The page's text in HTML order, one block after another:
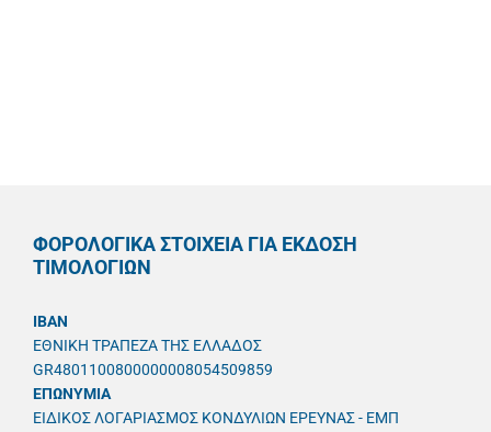
ΦΟΡΟΛΟΓΙΚΑ ΣΤΟΙΧΕΙΑ ΓΙΑ ΕΚΔΟΣΗ
ΤΙΜΟΛΟΓΙΩΝ
IBAN
ΕΘΝΙΚΗ ΤΡΑΠΕΖΑ ΤΗΣ ΕΛΛΑΔΟΣ
GR4801100800000008054509859
ΕΠΩΝΥΜΙΑ
ΕΙΔΙΚΟΣ ΛΟΓΑΡΙΑΣΜΟΣ ΚΟΝΔΥΛΙΩΝ ΕΡΕΥΝΑΣ - ΕΜΠ